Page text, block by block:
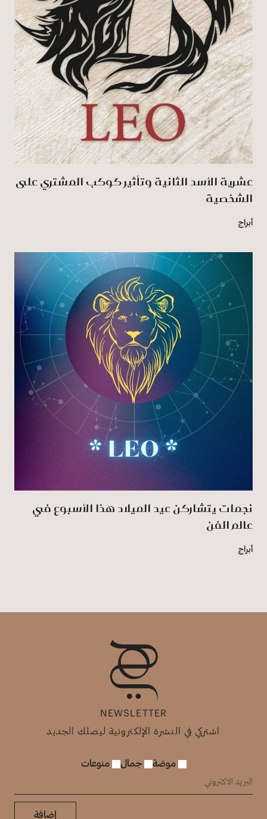
عشرية الأسد الثانية وتأثير كوكب المشتري على
الشخصية
أبراج
نجمات يتشاركن عيد الميلاد هذا الأسبوع في
عالم الفن
أبراج
NEWSLETTER
اشتركي في النشرة الإلكترونية ليصلك الجديد
موضة جمال منوعات
إضافة